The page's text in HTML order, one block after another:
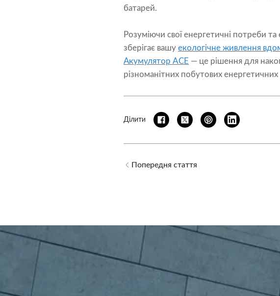
батарей.
Розуміючи свої енергетичні потреби
зберігає вашу екологічне живлення
Акумулятор ACE — це рішення для
різноманітних побутових
Ділити
Попередня стаття